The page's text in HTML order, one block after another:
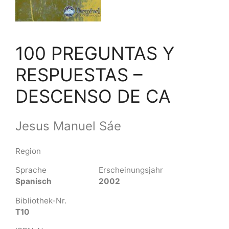
100 PREGUNTAS Y
RESPUESTAS –
DESCENSO DE CA
Jesus Manuel Sáe
Region
Sprache
Spanisch
Erscheinungsjahr
2002
Bibliothek-Nr.
T10